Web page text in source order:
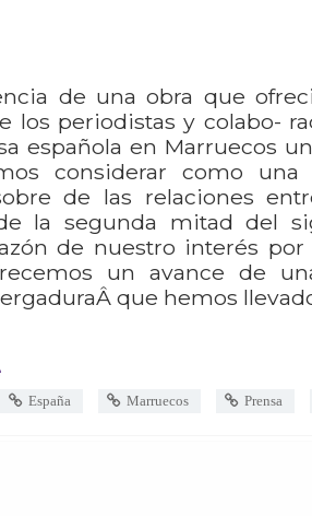
de una obra que
los periodistas y colabo-
española en Marruecos
considerar como
de las relaciones
la segunda mitad del
de nuestro interés por
un avance de
que hemos
España Marruecos Prensa